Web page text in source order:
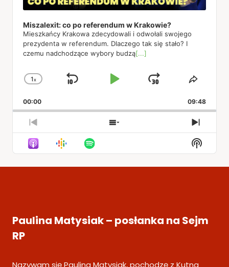
Miszalexit: co po referendum w Krakowie?
Mieszkańcy Krakowa zdecydowali i odwołali swojego
prezydenta w referendum. Dlaczego tak się stało? I
czemu nadchodzące wybory budzą[...]
Change
Rate
1x
Skip
Play
Jump
Forward
Share
00:00 09:48
Previous
Episode
Show
Episodes
Next
Show
Paulina Matysiak – posłanka na Sejm
RP
Nazywam się Paulina Matysiak, pochodzę z Kutna